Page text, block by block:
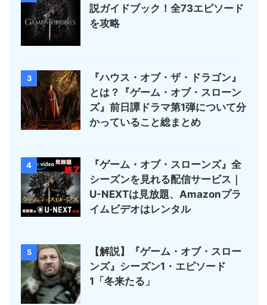
説ガイドブック！全73エピソード
を攻略
3
『ハウス・オブ・ザ・ドラゴン』
とは？『ゲーム・オブ・スローン
ズ』前日譚ドラマ第1弾について分
かっていること総まとめ
4
『ゲーム・オブ・スローンズ』全
シーズンを見れる配信サービス｜
U-NEXTは見放題、Amazonプラ
イムビデオはレンタル
5
【解説】『ゲーム・オブ・スロー
ンズ』シーズン1・エピソード
1「冬来たる」